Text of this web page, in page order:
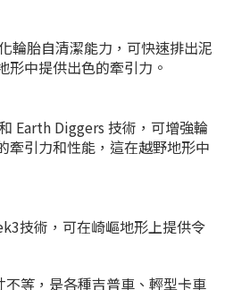
輪胎自清潔能力，可快速排出泥
形中提供出色的牽引力。
Earth Diggers 技術，可增強輪
牽引力和性能，這在越野地形中
技術，可在崎嶇地形上提供令
等，是各種吉普車、輕型卡車